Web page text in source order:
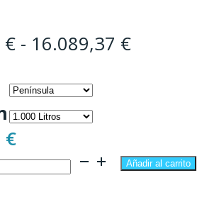
€ - 16.089,37 €Rango
hasta
€
Añadir al carrito